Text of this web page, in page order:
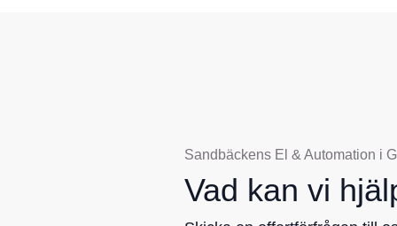
Sandbäckens El & Automation i
Vad kan vi